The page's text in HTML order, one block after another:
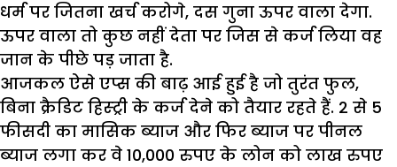
धर्म पर जितना खर्च करोगे, दस गुना ऊपर वाला देगा.
ऊपर वाला तो कुछ नहीं देता पर जिस से कर्ज लिया वह
जान के पीछे पड़ जाता है.
आजकल ऐसे एप्स की बाढ़ आई हुई है जो तुरंत फुल,
बिना क्रैडिट हिस्ट्री के कर्ज देने को तैयार रहते हैं. 2 से 5
फीसदी का मासिक ब्याज और फिर ब्याज पर पीनल
ब्याज लगा कर वे 10,000 रुपए के लोन को लाख रुपए